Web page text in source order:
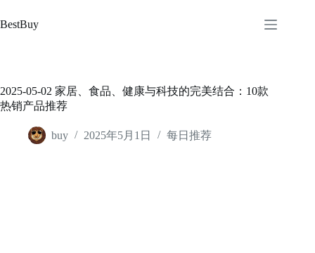
至
BestBuy
2025-05-02 家居、食品、健康与科技的完美结合：10款
热销产品推荐
buy 2025年5月1日 每日推荐